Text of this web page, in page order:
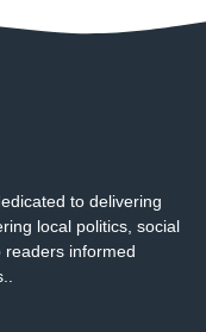
to delivering
local politics, social
readers informed